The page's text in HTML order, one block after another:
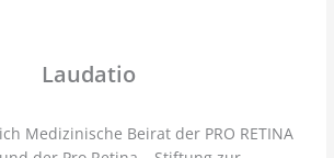
Laudatio
Medizinische Beirat der PRO RETINA